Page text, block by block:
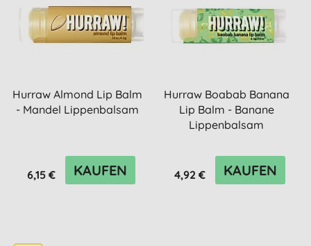
Hurraw Almond Lip Balm
- Mandel Lippenbalsam
6,15 € KAUFEN
Hurraw Boabab Banana
Lip Balm - Banane
Lippenbalsam
4,92 € KAUFEN